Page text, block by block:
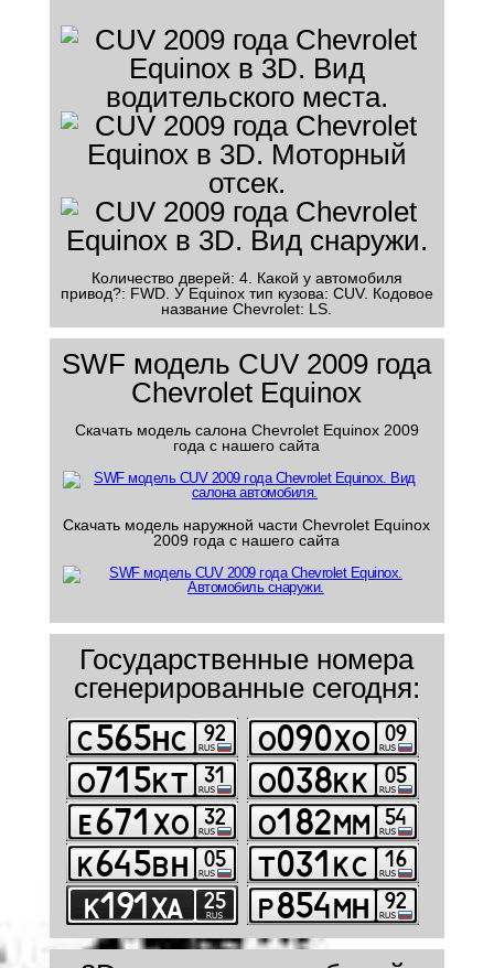
Количество дверей: 4. Какой у автомобиля
привод?: FWD. У Equinox тип кузова: CUV. Кодовое
название Chevrolet: LS.
SWF модель CUV 2009 года
Chevrolet Equinox
Скачать модель салона Chevrolet Equinox 2009
года с нашего сайта
Скачать модель наружной части Chevrolet Equinox
2009 года с нашего сайта
Государственные номера
сгенерированные сегодня: